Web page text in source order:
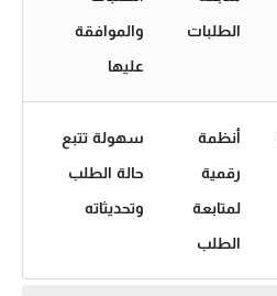
الطلبات
والموافقة
عليها
أنظمة
رقمية
لمتابعة
الطلب
سهولة تتبع
حالة الطلب
وتحديثاته